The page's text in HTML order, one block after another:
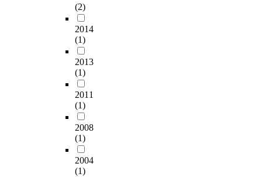
(2)
2014
(1)
2013
(1)
2011
(1)
2008
(1)
2004
(1)